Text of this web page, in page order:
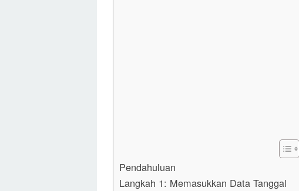
Pendahuluan
Langkah 1: Memasukkan Data Tanggal